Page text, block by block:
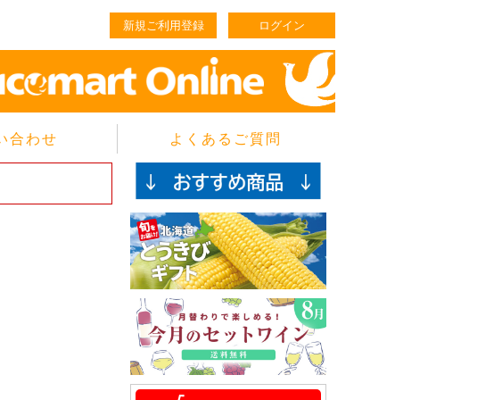
新規ご利用登録 ログイン
合わせ よくあるご質問